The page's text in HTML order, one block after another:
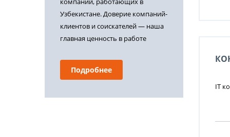
Узбекистане. Доверие компаний-
клиентов и соискателей — наша
главная ценность в работе
Подробнее
IT